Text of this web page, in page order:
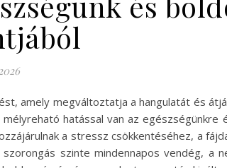
amely megváltoztatja a hangulatát és
hatással van az egészségünkre
a stressz csökkentéséhez, a
szinte mindennapos vendég, a